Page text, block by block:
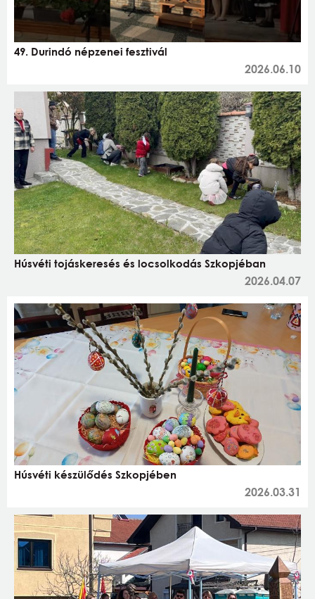
49. Durindó népzenei fesztivál
2026.06.10
Húsvéti tojáskeresés és locsolkodás Szkopjéban
2026.04.07
Húsvéti készülődés Szkopjében
2026.03.31